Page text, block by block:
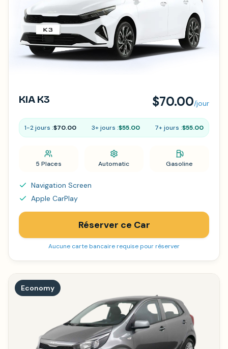
KIA K3 $70.00/jour
1-2 jours :$70.00 3+ jours :$55.00 7+ jours :$55.00
5 Places Automatic Gasoline
Navigation Screen
Apple CarPlay
Réserver ce Car
Aucune carte bancaire requise pour réserver
Economy